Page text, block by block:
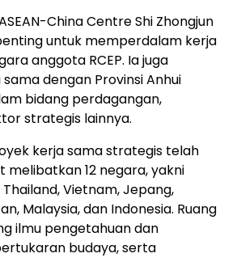
China Centre Shi Zhongjun
untuk memperdalam kerja
anggota RCEP. Ia juga
dengan Provinsi Anhui
bidang perdagangan,
strategis lainnya.
kerja sama strategis telah
12 negara, yakni
Thailand, Vietnam, Jepang,
Malaysia, dan Indonesia. Ruang
ilmu pengetahuan dan
budaya, serta